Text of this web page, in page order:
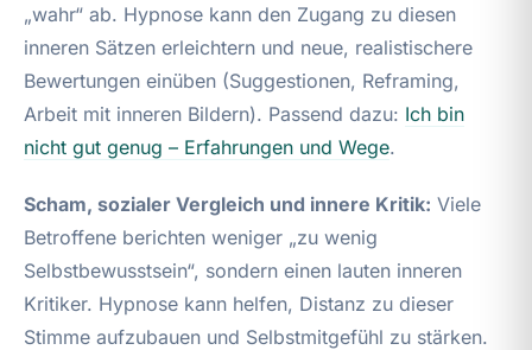
„wahr“ ab. Hypnose kann den Zugang zu diesen
inneren Sätzen erleichtern und neue, realistischere
Bewertungen einüben (Suggestionen, Reframing,
Arbeit mit inneren Bildern). Passend dazu: Ich bin
nicht gut genug – Erfahrungen und Wege.
Scham, sozialer Vergleich und innere Kritik: Viele
Betroffene berichten weniger „zu wenig
Selbstbewusstsein“, sondern einen lauten inneren
Kritiker. Hypnose kann helfen, Distanz zu dieser
Stimme aufzubauen und Selbstmitgefühl zu stärken.